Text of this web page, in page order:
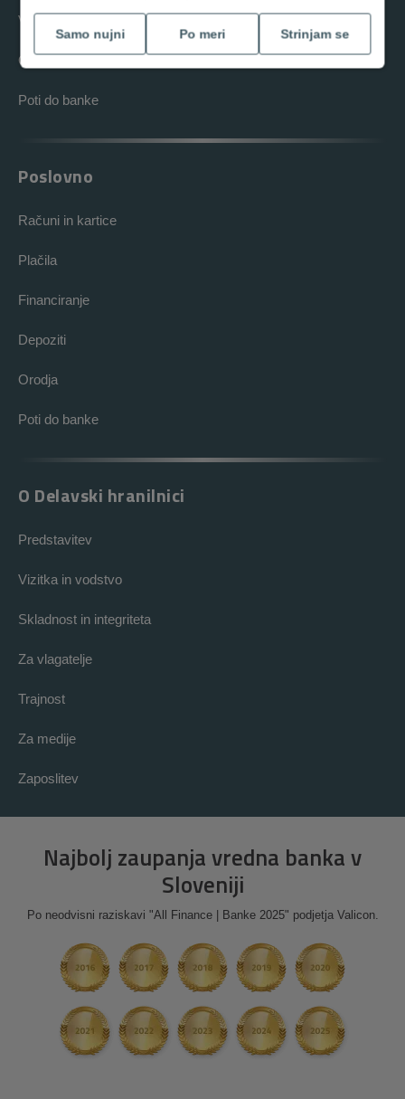
Varčevanja
Orodja in nasveti
Poti do banke
Poslovno
Računi in kartice
Plačila
Financiranje
Depoziti
Orodja
Poti do banke
O Delavski hranilnici
Predstavitev
Vizitka in vodstvo
Skladnost in integriteta
Za vlagatelje
Trajnost
Za medije
Zaposlitev
Najbolj zaupanja vredna banka v
Sloveniji
Po neodvisni raziskavi "All Finance | Banke 2025" podjetja Valicon.
Samo nujni Po meri Strinjam se